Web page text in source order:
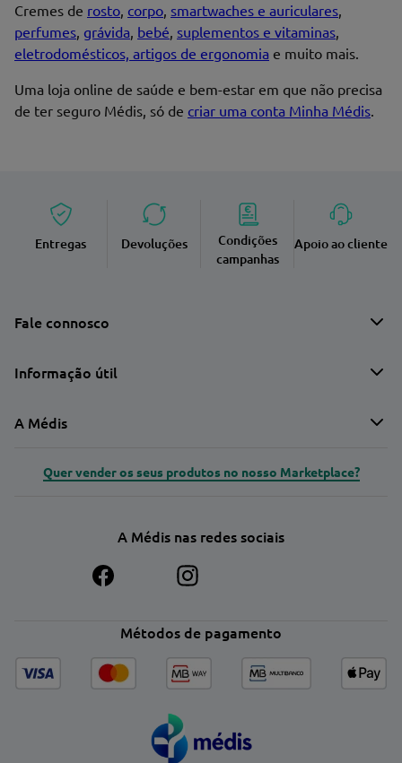
Cremes de rosto, corpo, smartwaches e auriculares,
perfumes, grávida, bebé, suplementos e vitaminas,
eletrodomésticos, artigos de ergonomia e muito mais.
Uma loja online de saúde e bem-estar em que não precisa
de ter seguro Médis, só de criar uma conta Minha Médis.
Entregas Devoluções
Condições
campanhas
Apoio ao cliente
Fale connosco
Informação útil
A Médis
Quer vender os seus produtos no nosso Marketplace?
A Médis nas redes sociais
Métodos de pagamento